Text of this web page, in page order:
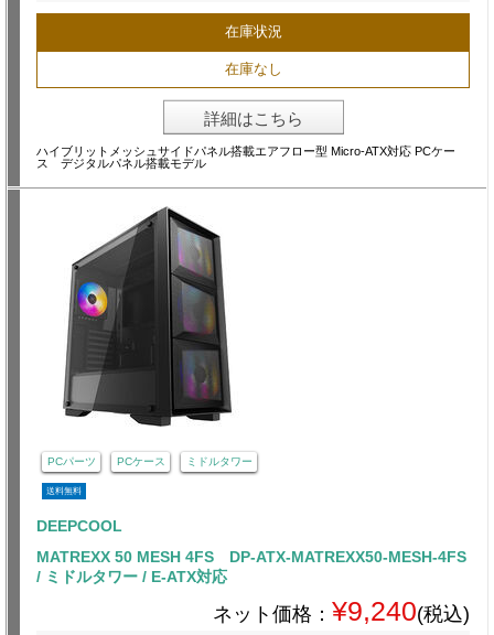
在庫状況
在庫なし
詳細はこちら
ハイブリットメッシュサイドパネル搭載エアフロー型 Micro-ATX対応 PCケー
ス デジタルパネル搭載モデル
PCパーツ PCケース ミドルタワー
送料無料
DEEPCOOL
MATREXX 50 MESH 4FS DP-ATX-MATREXX50-MESH-4FS
/ ミドルタワー / E-ATX対応
ネット価格： ¥9,240(税込)